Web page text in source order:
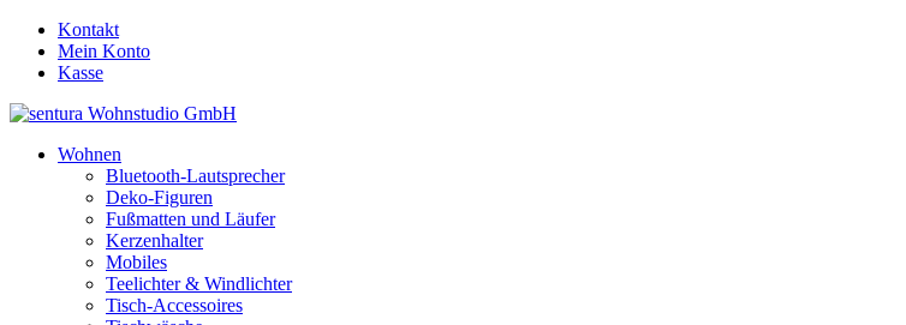
Kontakt
Mein Konto
Kasse
Wohnen
Bluetooth-Lautsprecher
Deko-Figuren
Fußmatten und Läufer
Kerzenhalter
Mobiles
Teelichter & Windlichter
Tisch-Accessoires